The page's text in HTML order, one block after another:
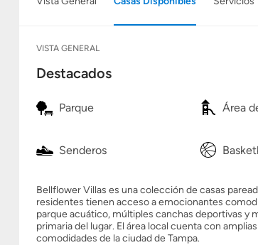
VISTA GENERAL
Destacados
Parque Área
Senderos
Bellflower Villas es una colección de casas
residentes tienen acceso a emocionantes
parque acuático, múltiples canchas deportivas y
primaria del lugar. El área local cuenta con
comodidades de la ciudad de Tampa.